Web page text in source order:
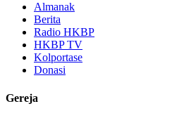
Almanak
Berita
Radio HKBP
HKBP TV
Kolportase
Donasi
Gereja